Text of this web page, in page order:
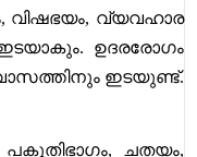
വിഷഭയം, വ്യവഹാര
ഉദരരോഗം
ഇടയുണ്ട്.
ചതയം,